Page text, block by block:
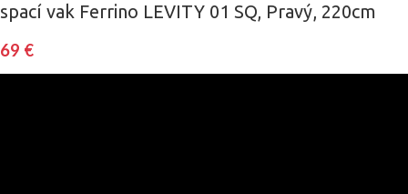
spací vak Ferrino LEVITY 01 SQ, Pravý, 220cm
69 €